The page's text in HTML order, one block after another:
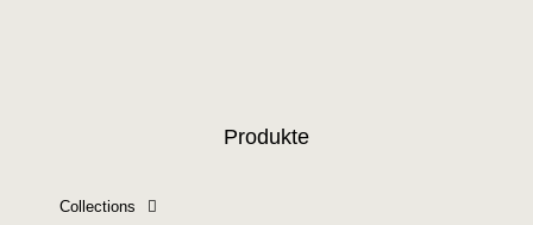
Produkte
Collections